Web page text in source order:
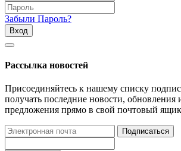
Забыли Пароль?
Вход
Рассылка новостей
Присоединяйтесь к нашему списку
получать последние новости, обновления
предложения прямо в свой почтовый ящик
Подписаться